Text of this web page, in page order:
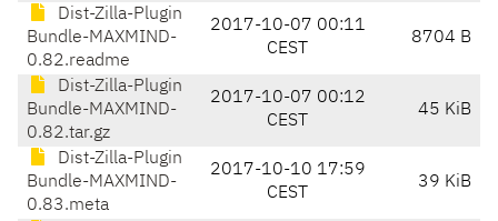
Dist-Zilla-Plugin
Bundle-MAXMIND-
0.82.readme
2017-10-07 00:11
CEST
8704 B
Dist-Zilla-Plugin
Bundle-MAXMIND-
0.82.tar.gz
2017-10-07 00:12
CEST
45 KiB
Dist-Zilla-Plugin
Bundle-MAXMIND-
0.83.meta
2017-10-10 17:59
CEST
39 KiB